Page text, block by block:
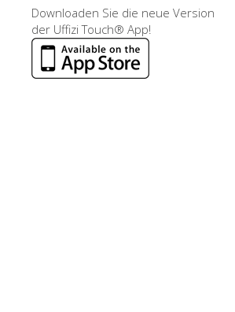
Downloaden Sie die neue Version
der Uffizi Touch® App!